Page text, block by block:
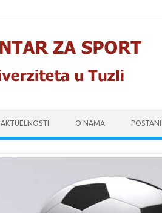
AKTUELNOSTI O NAMA